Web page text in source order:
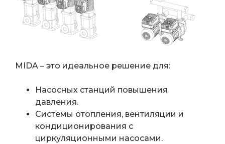
MIDA – это идеальное решение для:
Насосных станций повышения
давления.
Системы отопления, вентиляции и
кондиционирования с
циркуляционными насосами.